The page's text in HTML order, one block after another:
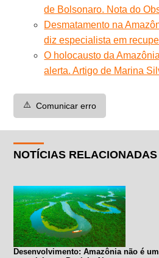
de Bolsonaro. Nota do
Desmatamento na
diz especialista em
O holocausto da
alerta. Artigo de Marina
⚠️ Comunicar erro
NOTÍCIAS RELACIONADAS
Desenvolvimento: Amazônia não é